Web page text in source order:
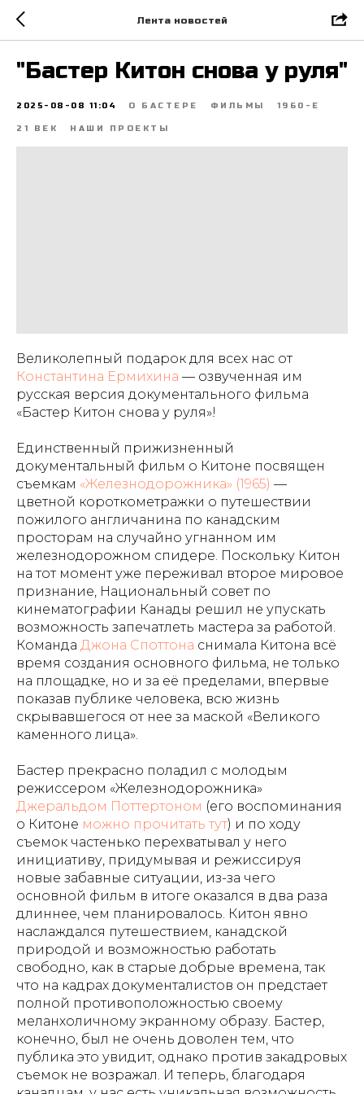
Лента новостей
"Бастер Китон снова у руля"
2025-08-08 11:04 О БАСТЕРЕ ФИЛЬМЫ 1960-Е
21 ВЕК НАШИ ПРОЕКТЫ
Великолепный подарок для всех нас от
Константина Ермихина — озвученная им
русская версия документального фильма
«Бастер Китон снова у руля»!
Единственный прижизненный
документальный фильм о Китоне посвящен
съемкам «Железнодорожника» (1965) —
цветной короткометражки о путешествии
пожилого англичанина по канадским
просторам на случайно угнанном им
железнодорожном спидере. Поскольку Китон
на тот момент уже переживал второе мировое
признание, Национальный совет по
кинематографии Канады решил не упускать
возможность запечатлеть мастера за работой.
Команда Джона Споттона снимала Китона всё
время создания основного фильма, не только
на площадке, но и за её пределами, впервые
показав публике человека, всю жизнь
скрывавшегося от нее за маской «Великого
каменного лица».
Бастер прекрасно поладил с молодым
режиссером «Железнодорожника»
Джеральдом Поттертоном (его воспоминания
о Китоне можно прочитать тут) и по ходу
съемок частенько перехватывал у него
инициативу, придумывая и режиссируя
новые забавные ситуации, из-за чего
основной фильм в итоге оказался в два раза
длиннее, чем планировалось. Китон явно
наслаждался путешествием, канадской
природой и возможностью работать
свободно, как в старые добрые времена, так
что на кадрах документалистов он предстает
полной противоположностью своему
меланхоличному экранному образу. Бастер,
конечно, был не очень доволен тем, что
публика это увидит, однако против закадровых
съемок не возражал. И теперь, благодаря